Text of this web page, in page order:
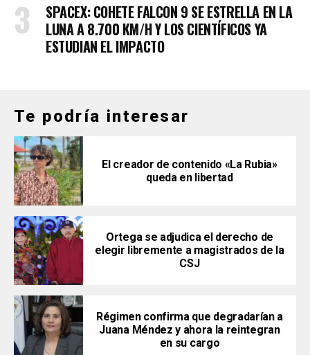
SPACEX: COHETE FALCON 9 SE ESTRELLA EN LA
LUNA A 8.700 KM/H Y LOS CIENTÍFICOS YA
ESTUDIAN EL IMPACTO
Te podría interesar
El creador de contenido «La Rubia»
queda en libertad
Ortega se adjudica el derecho de
elegir libremente a magistrados de la
CSJ
Régimen confirma que degradarían a
Juana Méndez y ahora la reintegran
en su cargo